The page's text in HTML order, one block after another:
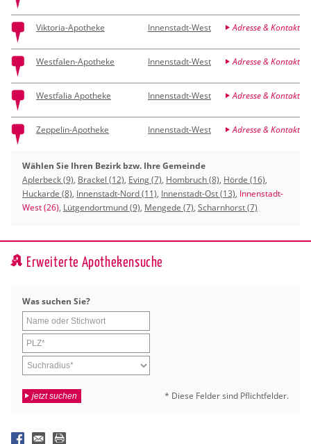
Viktoria-Apotheke Innenstadt-West Adresse & Kontakt
Westfalen-Apotheke Innenstadt-West Adresse & Kontakt
Westfalia Apotheke Innenstadt-West Adresse & Kontakt
Zeppelin-Apotheke Innenstadt-West Adresse & Kontakt
Wählen Sie Ihren Bezirk bzw. Ihre Gemeinde
Aplerbeck (9), Brackel (12), Eving (7), Hombruch (8), Hörde (16),
Huckarde (8), Innenstadt-Nord (11), Innenstadt-Ost (13), Innenstadt-
West (26), Lütgendortmund (9), Mengede (7), Scharnhorst (7)
Erweiterte Apothekensuche
Was su­chen Sie?
jetzt suchen * Diese Fel­der sind Pflicht­fel­der.